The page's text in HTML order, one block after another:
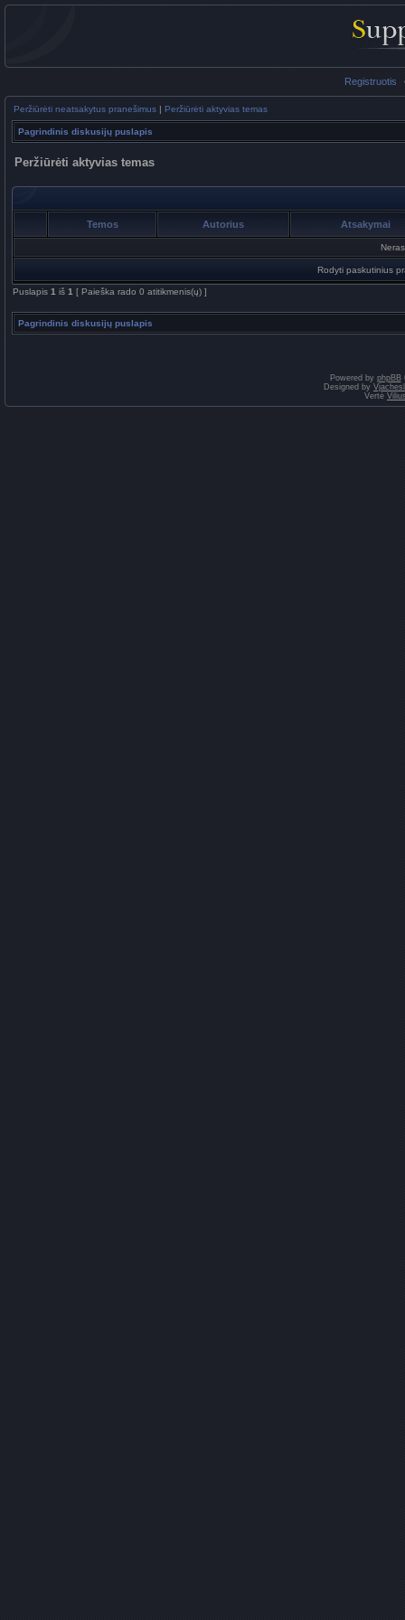
Registruotis
Peržiūrėti neatsakytus pranešimus | Peržiūrėti aktyvias temas
Pagrindinis diskusijų puslapis
Peržiūrėti aktyvias temas
Temos Autorius Atsakymai
Rodyti paskutinius
Puslapis 1 iš 1 [ Paieška rado 0 atitikmenis(ų) ]
Pagrindinis diskusijų puslapis
Powered by phpBB
Designed by
Vertė